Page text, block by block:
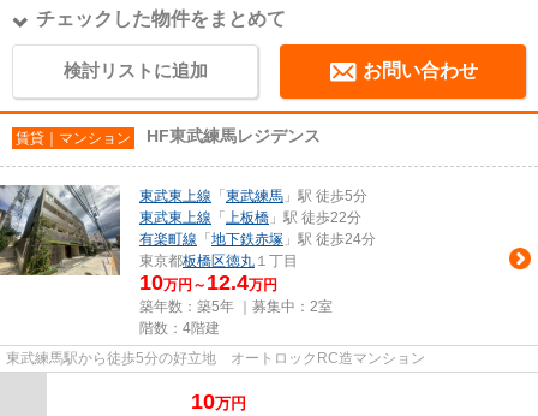
チェックした物件をまとめて
検討リストに追加 お問い合わせ
賃貸｜マンション HF東武練馬レジデンス
東武東上線 「 東武練馬 」駅 徒歩5分
東武東上線 「 上板橋 」駅 徒歩22分
有楽町線 「 地下鉄赤塚 」駅 徒歩24分
東京都板橋区徳丸 １丁目
10万円～ 12.4万円
築年数：築5年 ｜募集中： 2室
階数：4階建
東武練馬駅から徒歩5分の好立地 オートロックRC造マンション
10万円